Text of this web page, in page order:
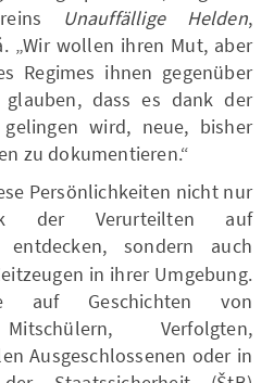
Unauffällige Helden,
„Wir wollen ihren Mut, aber
Regimes ihnen gegenüber
glauben, dass es dank der
wird, neue, bisher
zu dokumentieren.“
Persönlichkeiten nicht nur
der Verurteilten auf
entdecken, sondern auch
in ihrer Umgebung.
auf Geschichten von
Mitschülern, Verfolgten,
Ausgeschlossenen oder in